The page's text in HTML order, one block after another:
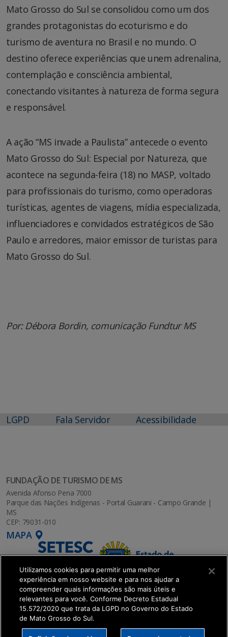
Mato Grosso do Sul se consolidou como um dos
grandes protagonistas do ecoturismo e do
turismo de aventura no Brasil e no mundo. O
destino oferece experiências que unem adrenalina,
contemplação e consciência ambiental,
conectando visitantes à natureza de forma segura
e responsável.
A ação “MS invade a Paulista” antecede o evento
Mato Grosso do Sul: Especial por Natureza, que
acontece na segunda-feira (18) no MASP, voltado
para profissionais do turismo, como operadoras
turísticas, agentes de viagens, mídia especializada,
influenciadores e convidados estratégicos de São
Paulo e arredores, maior emissor de turistas para
Mato Grosso do Sul.
Por: Débora Bordin, comunicação Fundtur MS
LGPD Fala Servidor Acessibilidade
FUNDAÇÃO DE TURISMO DE MS
Avenida Afonso Pena 7000
Parque das Nações Indígenas - Portal Guarani - Campo Grande |
MS
CEP: 79031-010
MAPA
SETDIG | Secretaria-Executiva de Transformação
Utilizamos cookies para permitir uma melhor
experiência em nosso website e para nos ajudar a
compreender quais informações são mais úteis e
relevantes para você. Conforme Decreto Estadual
15.572/2020 que trata da LGPD no Governo do Estado
de Mato Grosso do Sul.